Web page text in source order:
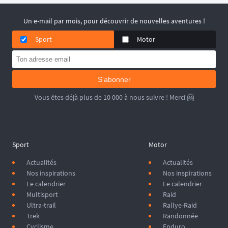
maintenant : tannage, choix des chaussettes et guêtres anti-sable ne
sont pas des options, mais des nécessités absolues.
Un e-mail par mois, pour découvrir de nouvelles aventures !
Sport
Motor
S'abonner
Vous êtes déjà plus de 10 000 à nous suivre ! Merci 🤗
Sport
Actualités
Nos inspirations
Le calendrier
Multisport
Ultra-trail
Trek
Motor
Actualités
Nos inspirations
Le calendrier
Raid
Rallye-Raid
Randonnée